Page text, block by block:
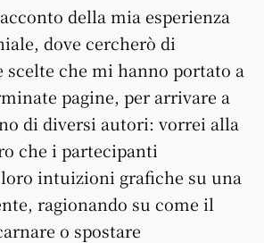
della mia esperienza
dove cercherò di
che mi hanno portato a
pagine, per arrivare a
di diversi autori: vorrei alla
che i partecipanti
intuizioni grafiche su una
ragionando su come il
o spostare